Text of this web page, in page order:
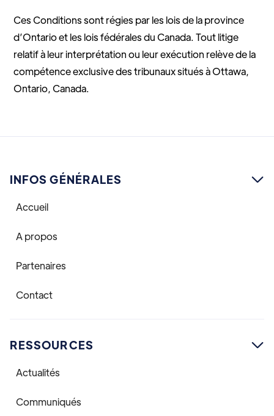
Ces Conditions sont régies par les lois de la province
d’Ontario et les lois fédérales du Canada. Tout litige
relatif à leur interprétation ou leur exécution relève de la
compétence exclusive des tribunaux situés à Ottawa,
Ontario, Canada.
INFOS GÉNÉRALES 
Accueil
A propos
Partenaires
Contact
RESSOURCES 
Actualités
Communiqués